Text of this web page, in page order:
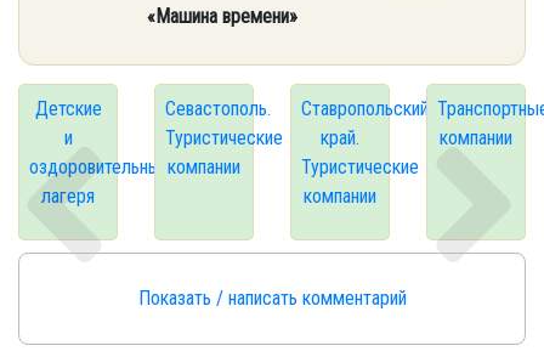
«Машина времени»
Детские
и
оздоровительные
лагеря
Севастополь.
Туристические
компании
Ставропольский
край.
Туристические
компании
компании
Показать / написать комментарий